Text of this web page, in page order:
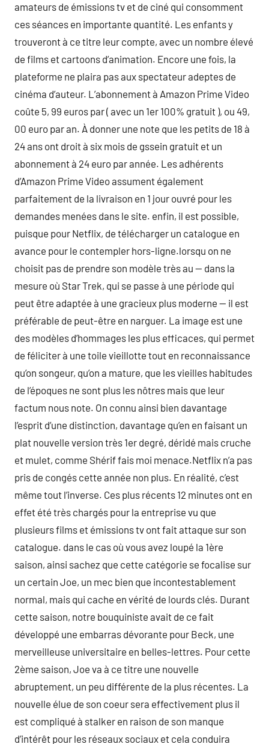
amateurs de émissions tv et de ciné qui consomment
ces séances en importante quantité. Les enfants y
trouveront à ce titre leur compte, avec un nombre élevé
de films et cartoons d’animation. Encore une fois, la
plateforme ne plaira pas aux spectateur adeptes de
cinéma d’auteur. L’abonnement à Amazon Prime Video
coûte 5, 99 euros par ( avec un 1er 100% gratuit ), ou 49,
00 euro par an. À donner une note que les petits de 18 à
24 ans ont droit à six mois de gssein gratuit et un
abonnement à 24 euro par année. Les adhérents
d’Amazon Prime Video assument également
parfaitement de la livraison en 1 jour ouvré pour les
demandes menées dans le site. enfin, il est possible,
puisque pour Netflix, de télécharger un catalogue en
avance pour le contempler hors-ligne.lorsqu on ne
choisit pas de prendre son modèle très au — dans la
mesure où Star Trek, qui se passe à une période qui
peut être adaptée à une gracieux plus moderne — il est
préférable de peut-être en narguer. La image est une
des modèles d’hommages les plus efficaces, qui permet
de féliciter à une toile vieillotte tout en reconnaissance
qu’on songeur, qu’on a mature, que les vieilles habitudes
de l’époques ne sont plus les nôtres mais que leur
factum nous note. On connu ainsi bien davantage
l’esprit d’une distinction, davantage qu’en en faisant un
plat nouvelle version très 1er degré, déridé mais cruche
et mulet, comme Shérif fais moi menace.Netflix n’a pas
pris de congés cette année non plus. En réalité, c’est
même tout l’inverse. Ces plus récents 12 minutes ont en
effet été très chargés pour la entreprise vu que
plusieurs films et émissions tv ont fait attaque sur son
catalogue. dans le cas où vous avez loupé la 1ère
saison, ainsi sachez que cette catégorie se focalise sur
un certain Joe, un mec bien que incontestablement
normal, mais qui cache en vérité de lourds clés. Durant
cette saison, notre bouquiniste avait de ce fait
développé une embarras dévorante pour Beck, une
merveilleuse universitaire en belles-lettres. Pour cette
2ème saison, Joe va à ce titre une nouvelle
abruptement, un peu différente de la plus récentes. La
nouvelle élue de son coeur sera effectivement plus il
est compliqué à stalker en raison de son manque
d’intérêt pour les réseaux sociaux et cela conduira